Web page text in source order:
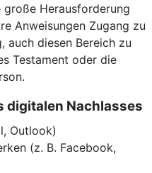
große Herausforderung
Anweisungen Zugang zu
auch diesen Bereich zu
Testament oder die
digitalen Nachlasses
Outlook)
(z. B. Facebook,